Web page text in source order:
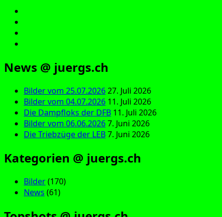
News @ juergs.ch
Bilder vom 25.07.202627. Juli 2026
Bilder vom 04.07.2026 11. Juli 2026
Die Dampfloks der DFB 11. Juli 2026
Bilder vom 06.06.20267. Juni 2026
Die Triebzüge der LEB7. Juni 2026
Kategorien @ juergs.ch
Bilder(170)
News (61)